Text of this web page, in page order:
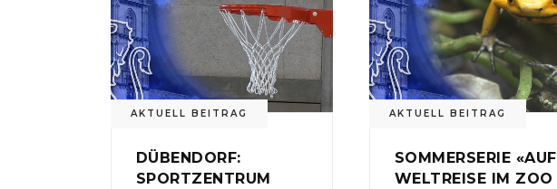
AKTUELL BEITRAG
DÜBENDORF:
SPORTZENTRUM
AKTUELL BEITRAG
SOMMERSERIE «AUF
WELTREISE IM ZOO